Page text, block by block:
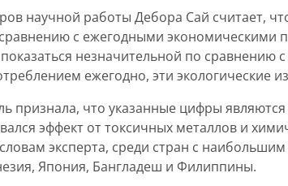
научной работы Дебора Сай считает,
с ежегодными экономическими
незначительной по сравнению
ежегодно, эти экологические
признала, что указанные цифры
эффект от токсичных металлов и
эксперта, среди стран с
Япония, Бангладеш и Филиппины.